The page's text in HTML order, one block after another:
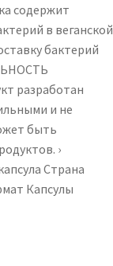
содержит
в веганской
бактерий
разработан
и не
быть
›
Страна
‎Капсулы